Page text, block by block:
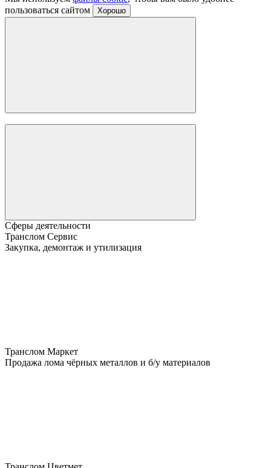
пользоваться сайтом
Хорошо
Сферы деятельности
Транслом Сервис
Закупка, демонтаж и утилизация
Транслом Маркет
Продажа лома чёрных металлов и б/у материалов